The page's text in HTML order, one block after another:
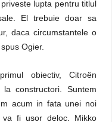
lupta pentru titlul
El trebuie doar sa
daca circumstantele o
Ogier.
obiectiv, Citroën
constructori. Suntem
acum in fata unei noi
fi usor deloc. Mikko